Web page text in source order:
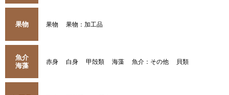
果物 果物 果物：加工品
魚介
海藻
赤身 白身 甲殻類 海藻 魚介：その他 貝類